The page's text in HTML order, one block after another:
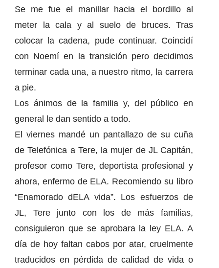
Se me fue el manillar hacia el bordillo al
meter la cala y al suelo de bruces. Tras
colocar la cadena, pude continuar. Coincidí
con Noemí en la transición pero decidimos
terminar cada una, a nuestro ritmo, la carrera
a pie.
Los ánimos de la familia y, del público en
general le dan sentido a todo.
El viernes mandé un pantallazo de su cuña
de Telefónica a Tere, la mujer de JL Capitán,
profesor como Tere, deportista profesional y
ahora, enfermo de ELA. Recomiendo su libro
“Enamorado dELA vida”. Los esfuerzos de
JL, Tere junto con los de más familias,
consiguieron que se aprobara la ley ELA. A
día de hoy faltan cabos por atar, cruelmente
traducidos en pérdida de calidad de vida o